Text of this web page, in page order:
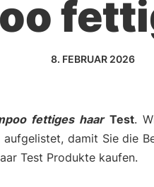
8. FEBRUAR 2026
fettiges haar Test.
aufgelistet, damit Sie die
Test Produkte kaufen.